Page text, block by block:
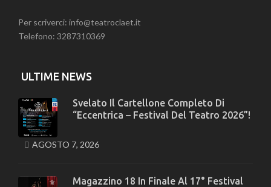
Per scriverci: info@teatroclaet.it
Telefono: 3287310369
ULTIME NEWS
Svelato Il Cartellone Completo Di
“Eccentrica – Festival Del Teatro 2026”!
AGOSTO 7, 2026
Magazzino 18 In Finale Al 17° Festival